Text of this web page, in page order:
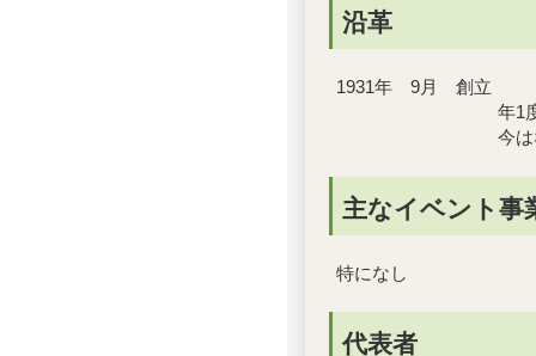
沿革
1931年 9月 創立
年1度のレク
今はな
主なイベント事
特になし
代表者